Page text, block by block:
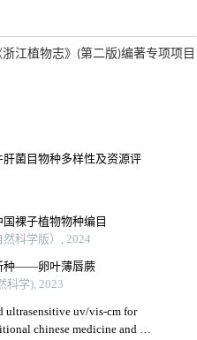
江植物志》(第二版)编著专项项目